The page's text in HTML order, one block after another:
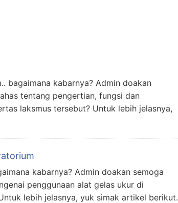
bagaimana kabarnya? Admin doakan
tentang pengertian, fungsi dan
laksmus tersebut? Untuk lebih jelasnya,
kabarnya? Admin doakan semoga
penggunaan alat gelas ukur di
lebih jelasnya, yuk simak artikel berikut.